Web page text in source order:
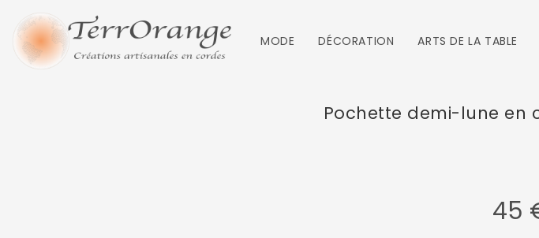
MODE DÉCORATION ARTS DE LA TABLE
Pochette demi-lune en
45